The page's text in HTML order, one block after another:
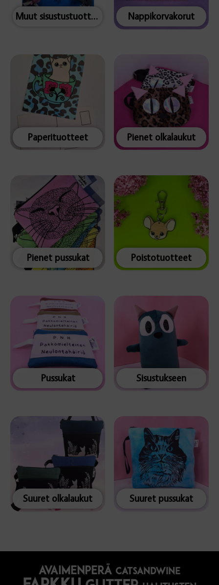
Muut sisustustuotteet Nappikorvakorut
Paperituotteet Pienet olkalaukut
Pienet pussukat Poistotuotteet
Pussukat Sisustukseen
Suuret olkalaukut Suuret pussukat
avaimenperä catsandwine